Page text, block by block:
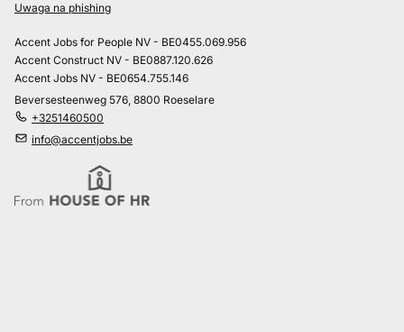
Uwaga na phishing
Accent Jobs for People NV - BE0455.069.956
Accent Construct NV - BE0887.120.626
Accent Jobs NV - BE0654.755.146
Beversesteenweg 576, 8800 Roeselare
+3251460500
info@accentjobs.be